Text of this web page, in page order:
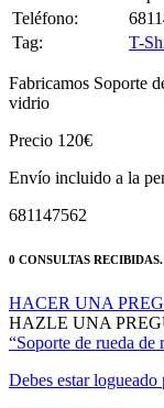
Teléfono:
Tag:
T-
Fabricamos Soporte
vidrio
Precio 120€
Envío incluido a la
681147562
0 CONSULTAS RECIBIDAS.
HACER UNA
HAZLE UNA
“Soporte de rueda de
Debes estar